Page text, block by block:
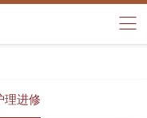
理进修